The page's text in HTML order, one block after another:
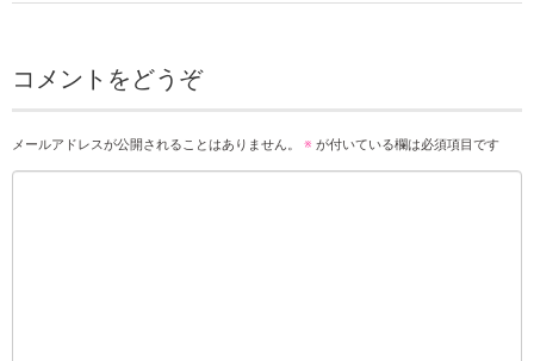
コメントをどうぞ
メールアドレスが公開されることはありません。 ※ が付いている欄は必須項目です